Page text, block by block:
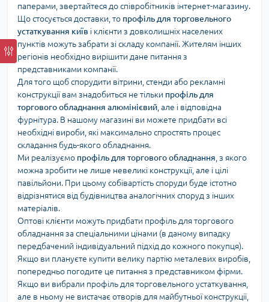
паперами, звертайтеся до співробітників інтернет-магазину.
Що стосується доставки, то профіль для торговельного
устаткування київ і клієнти з довколишніх населених
пунктів можуть забрати зі складу компанії. Жителям інших
регіонів необхідно вирішити дане питання з
представниками компанії.
Для того щоб спорудити вітрини, стенди або рекламні
конструкції вам знадобиться не тільки профіль для
торгового обладнання алюмінієвий , але і відповідна
фурнітура. В нашому магазині ви можете придбати всі
необхідні вироби, які максимально спростять процес
складання будь-якого обладнання.
Ми реалізуємо профіль для торгового обладнання , з якого
можна зробити не лише невеликі конструкції, але і цілі
павільйони. При цьому собівартість споруди буде істотно
відрізнятися від будівництва аналогічних споруд з інших
матеріалів.
Оптові клієнти можуть придбати профіль для торгового
обладнання за спеціальними цінами (в даному випадку
передбачений індивідуальний підхід до кожного покупця).
Якщо ви плануєте купити велику партію металевих виробів,
попередньо погодите це питання з представником фірми.
Якщо ви вибрали профіль для торговельного устаткування,
але в ньому не вистачає отворів для майбутньої конструкції,